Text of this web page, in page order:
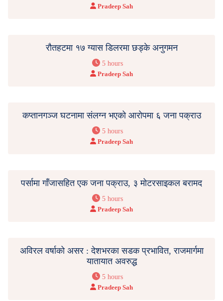
Pradeep Sah
रौतहटमा १७ ग्यास डिलरमा छड्के अनुगमन
5 hours
Pradeep Sah
कप्तानगञ्ज घटनामा संलग्न भएको आरोपमा ६ जना पक्राउ
5 hours
Pradeep Sah
पर्सामा गाँजासहित एक जना पक्राउ, ३ मोटरसाइकल बरामद
5 hours
Pradeep Sah
अविरल वर्षाको असर : देशभरका सडक प्रभावित, राजमार्गमा
यातायात अवरुद्ध
5 hours
Pradeep Sah